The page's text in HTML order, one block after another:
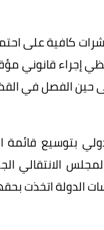
كافية على
إجراء قانوني
حين الفصل في
بتوسيع قائمة
الانتقالي
اتخذت